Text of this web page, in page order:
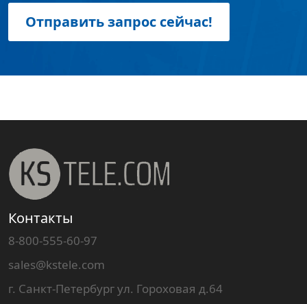
Отправить запрос сейчас!
Контакты
8-800-555-60-97
sales@kstele.com
г. Санкт-Петербург ул. Гороховая д.64